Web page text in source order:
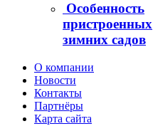
Особенность
пристроенных
зимних садов
О компании
Новости
Контакты
Партнёры
Карта сайта